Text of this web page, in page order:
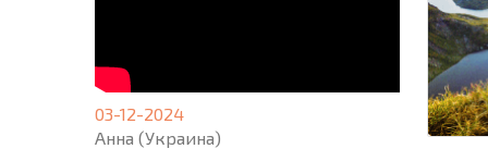
03-12-2024
Анна (Украина)